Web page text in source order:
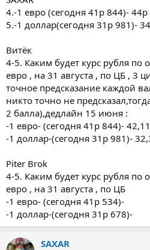
4.-1 евро (сегодня 41р 844)- 44р
5.-1 доллар(сегодня 31р 981)-
Витёк
4-5. Каким будет курс рубля
евро , на 31 августа , по ЦБ , 3
точное предсказание каждой
никто точно не
2 балла),дедлайн 15 июня :
-1 евро- (сегодня 41р 844)-
-1 доллар-(сегодня 31р 981)-
Piter Brok
4-5. Каким будет курс рубля
евро , на 31 августа , по ЦБ
-1 евро- (сегодня 41р 534)-
-1 доллар-(сегодня 31р 678)-
SAXAR